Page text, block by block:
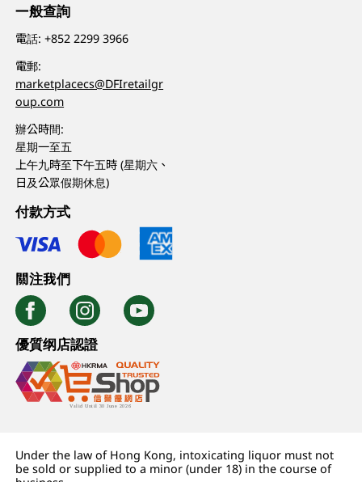
一般查詢
電話:+852 2299 3966
電郵:
marketplacecs@DFIretailgr
oup.com
辦公時間:
星期一至五
上午九時至下午五時 (星期六、
日及公眾假期休息)
付款方式
關注我們
優質纲店認證
Under the law of Hong Kong, intoxicating liquor must not
be sold or supplied to a minor (under 18) in the course of